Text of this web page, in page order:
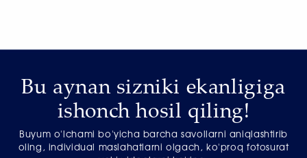
Bu aynan sizniki ekanligiga
ishonch hosil qiling!
Buyum o'lchami bo'yicha barcha savollarni aniqlashtirib
oling, individual maslahatlarni olgach, ko'proq fotosurat